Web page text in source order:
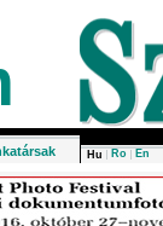
Hu Ro En